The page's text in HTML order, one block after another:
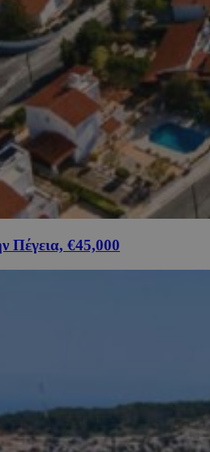
Πέγεια, €45,000